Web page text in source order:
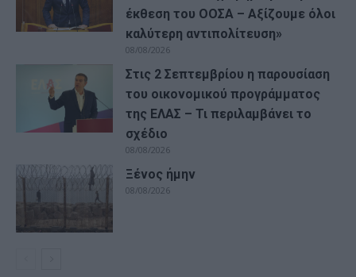
έκθεση του ΟΟΣΑ – Αξίζουμε όλοι
καλύτερη αντιπολίτευση»
08/08/2026
Στις 2 Σεπτεμβρίου η παρουσίαση
του οικονομικού προγράμματος
της ΕΛΑΣ – Τι περιλαμβάνει το
σχέδιο
08/08/2026
Ξένος ήμην
08/08/2026